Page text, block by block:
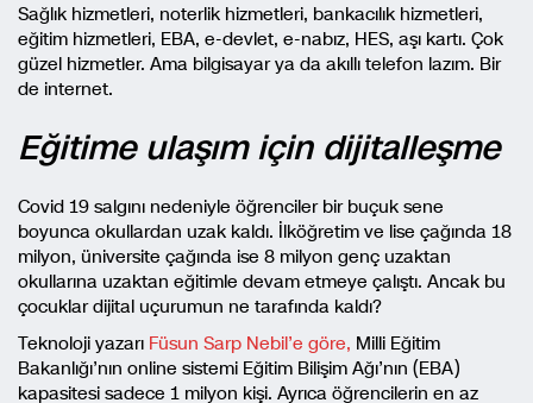
Sağlık hizmetleri, noterlik hizmetleri, bankacılık hizmetleri,
eğitim hizmetleri, EBA, e-devlet, e-nabız, HES, aşı kartı. Çok
güzel hizmetler. Ama bilgisayar ya da akıllı telefon lazım. Bir
de internet.
Eğitime ulaşım için dijitalleşme
Covid 19 salgını nedeniyle öğrenciler bir buçuk sene
boyunca okullardan uzak kaldı. İlköğretim ve lise çağında 18
milyon, üniversite çağında ise 8 milyon genç uzaktan
okullarına uzaktan eğitimle devam etmeye çalıştı. Ancak bu
çocuklar dijital uçurumun ne tarafında kaldı?
Teknoloji yazarı Füsun Sarp Nebil’e göre, Milli Eğitim
Bakanlığı’nın online sistemi Eğitim Bilişim Ağı’nın (EBA)
kapasitesi sadece 1 milyon kişi. Ayrıca öğrencilerin en az